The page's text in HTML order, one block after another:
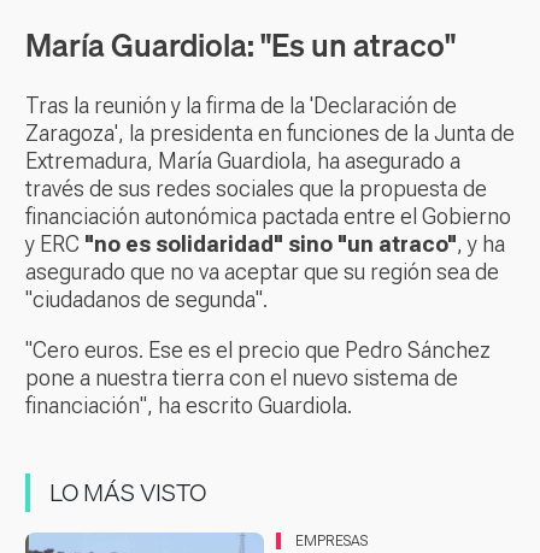
María Guardiola: "Es un atraco"
Tras la reunión y la firma de la 'Declaración de
Zaragoza', la presidenta en funciones de la Junta de
Extremadura, María Guardiola, ha asegurado a
través de sus redes sociales que la propuesta de
financiación autonómica pactada entre el Gobierno
y ERC "no es solidaridad" sino "un atraco", y ha
asegurado que no va aceptar que su región sea de
"ciudadanos de segunda".
"Cero euros. Ese es el precio que Pedro Sánchez
pone a nuestra tierra con el nuevo sistema de
financiación", ha escrito Guardiola.
LO MÁS VISTO
EMPRESAS